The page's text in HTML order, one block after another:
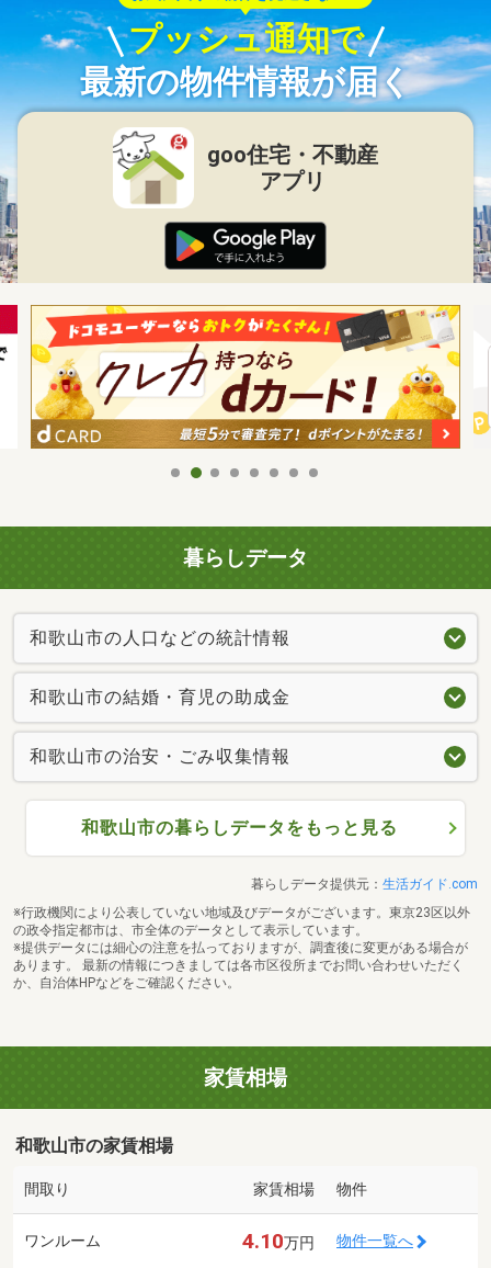
プッシュ通知で
最新の物件情報が届く
goo住宅・不動産
アプリ
暮らしデータ
和歌山市の人口などの統計情報
和歌山市の結婚・育児の助成金
和歌山市の治安・ごみ収集情報
和歌山市の暮らしデータをもっと見る
暮らしデータ提供元： 生活ガイド.com
※行政機関により公表していない地域及びデータがございます。東京23区以外
の政令指定都市は、市全体のデータとして表示しています。
※提供データには細心の注意を払っておりますが、調査後に変更がある場合が
あります。 最新の情報につきましては各市区役所までお問い合わせいただく
か、自治体HPなどをご確認ください。
家賃相場
和歌山市の家賃相場
間取り 家賃相場 物件
ワンルーム 4.10万円 物件一覧へ